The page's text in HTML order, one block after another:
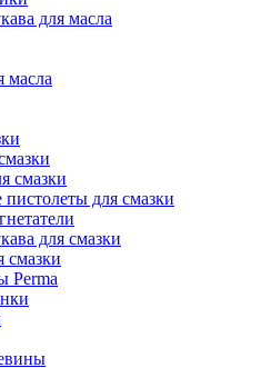
для масла
масла
смазки
пистолеты для смазки
для смазки
Perma